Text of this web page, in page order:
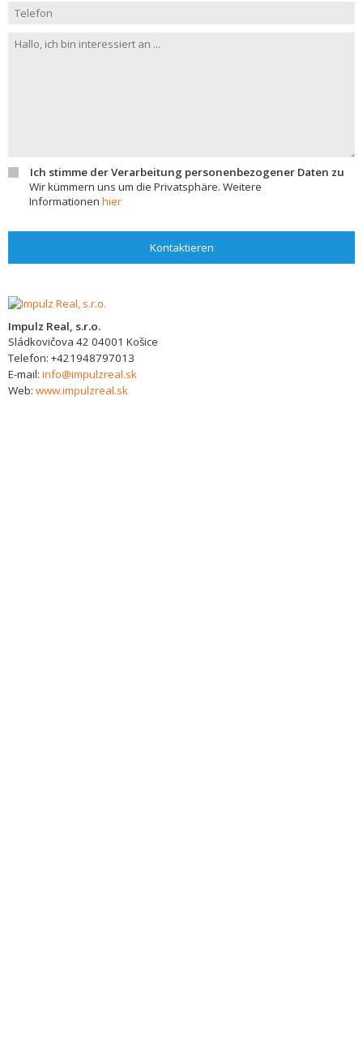
Ich stimme der Verarbeitung personenbezogener Daten zu
Wir kümmern uns um die Privatsphäre. Weitere
Informationen hier
Kontaktieren
Impulz Real, s.r.o.
Sládkovičova 42 04001 Košice
Telefon: +421948797013
E-mail: info@impulzreal.sk
Web: www.impulzreal.sk